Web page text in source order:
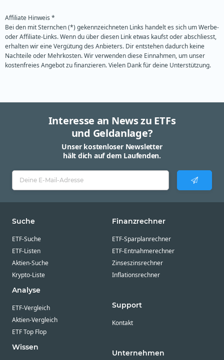
Affiliate Hinweis *
Bei den mit Sternchen (*) gekennzeichneten Links handelt es sich um Werbe-
oder Affiliate-Links. Wenn du über diesen Link etwas kaufst oder abschliesst,
erhalten wir eine Vergütung des Anbieters. Dir entstehen dadurch keine
Nachteile oder Mehrkosten. Wir verwenden diese Einnahmen, um unser
kostenfreies Angebot zu finanzieren. Vielen Dank für deine Unterstützung.
Interesse an News zu ETFs
und Geldanlage?
Unser kostenloser Newsletter
hält dich auf dem Laufenden.
Suche
ETF-Suche
ETF-Listen
Aktien-Suche
Krypto-Liste
Analyse
ETF-Vergleich
Aktien-Vergleich
ETF Top Flop
Wissen
Finanzrechner
ETF-Sparplanrechner
ETF-Entnahmerechner
Zinseszinsrechner
Inflationsrechner
Support
Kontakt
Unternehmen